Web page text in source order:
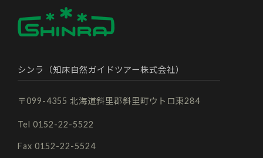
シンラ（知床自然ガイドツアー株式会社）
〒099-4355 北海道斜里郡斜里町ウトロ東284
Tel 0152-22-5522
Fax 0152-22-5524